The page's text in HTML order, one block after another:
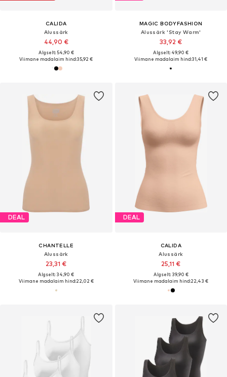
CALIDA
Alussärk
44,90 €
Algselt: 54,90 €
Viimane madalaim hind:35,92 €
MAGIC BODYFASHION
Alussärk 'Stay Warm'
33,92 €
Algselt: 49,90 €
Viimane madalaim hind:31,41 €
DEAL
CHANTELLE
Alussärk
23,31 €
Algselt: 34,90 €
Viimane madalaim hind:22,02 €
DEAL
CALIDA
Alussärk
25,11 €
Algselt: 39,90 €
Viimane madalaim hind:22,43 €